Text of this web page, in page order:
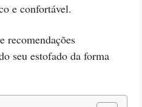
e confortável.
recomendações
seu estofado da forma